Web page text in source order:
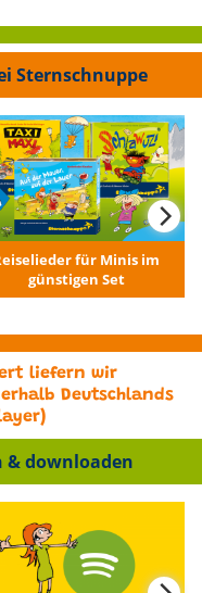
Sternschnuppe
für Minis im
günstigen Set
liefern wir
Deutschlands
& downloaden